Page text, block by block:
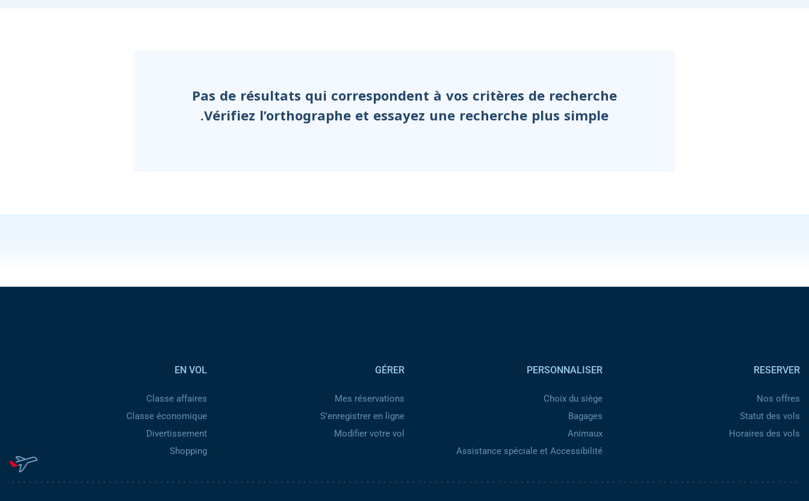
Pas de résultats qui correspondent à vos critères de recherche
Vérifiez l’orthographe et essayez une recherche plus simple.
RESERVER
Nos offres
Statut des vols
Horaires des vols
PERSONNALISER
Choix du siège
Bagages
Animaux
Assistance spéciale et Accessibilité
GÉRER
Mes réservations
S'enregistrer en ligne
Modifier votre vol
EN VOL
Classe affaires
Classe économique
Divertissement
Shopping